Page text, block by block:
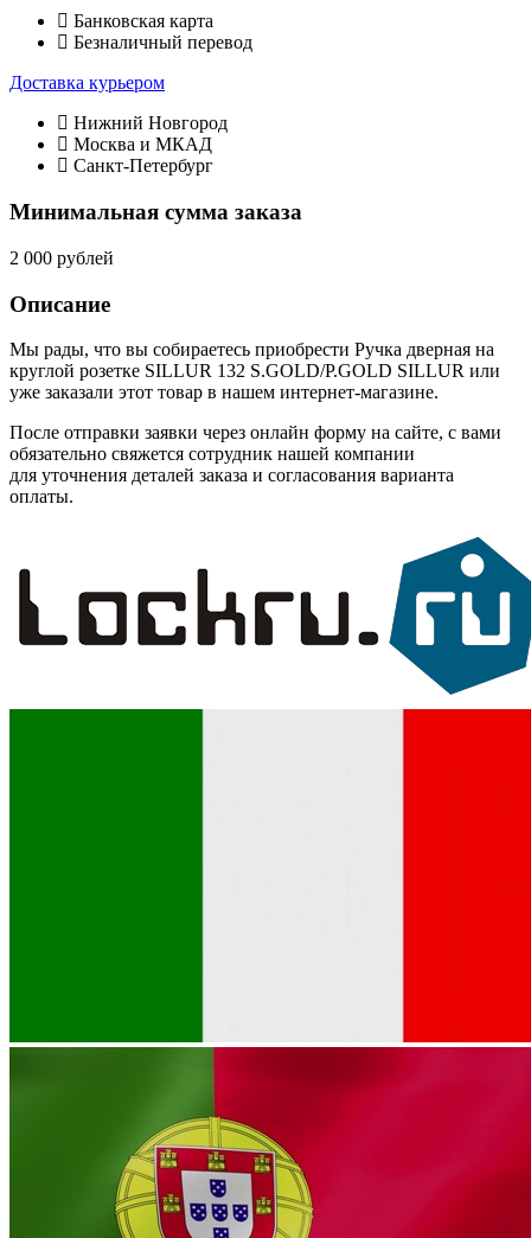
Банковская карта
Безналичный перевод
Доставка курьером
Нижний Новгород
Москва и МКАД
Санкт-Петербург
Минимальная сумма заказа
2 000 рублей
Описание
Мы рады, что вы собираетесь приобрести Ручка дверная на
круглой розетке SILLUR 132 S.GOLD/P.GOLD SILLUR или
уже заказали этот товар в нашем интернет-магазине.
После отправки заявки через онлайн форму на сайте, с вами
обязательно свяжется сотрудник нашей компании
для уточнения деталей заказа и согласования варианта
оплаты.